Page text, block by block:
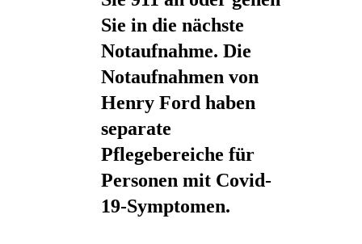
Sie in die nächste
Notaufnahme. Die
Notaufnahmen von
Henry Ford haben
separate
Pflegebereiche für
Personen mit Covid-
19-Symptomen.